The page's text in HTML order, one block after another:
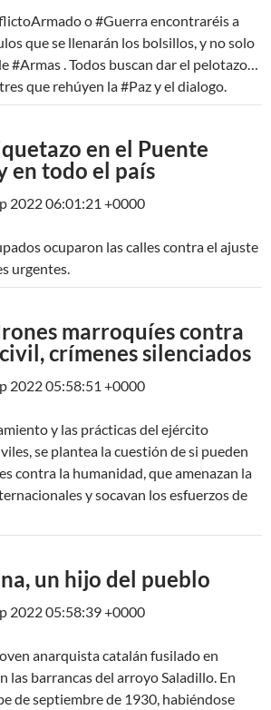
o #Guerra encontraréis a
que se llenarán los bolsillos, y no solo
#Armas . Todos buscan dar el pelotazo…
que rehúyen la #Paz y el dialogo.
en el Puente
en todo el país
2022 06:01:21 +0000
ocuparon las calles contra el ajuste
urgentes.
marroquíes contra
crímenes silenciados
2022 05:58:51 +0000
y las prácticas del ejército
se plantea la cuestión de si pueden
contra la humanidad, que amenazan la
y socavan los esfuerzos de
un hijo del pueblo
2022 05:58:39 +0000
anarquista catalán fusilado en
las barrancas del arroyo Saladillo. En
de septiembre de 1930, habiéndose